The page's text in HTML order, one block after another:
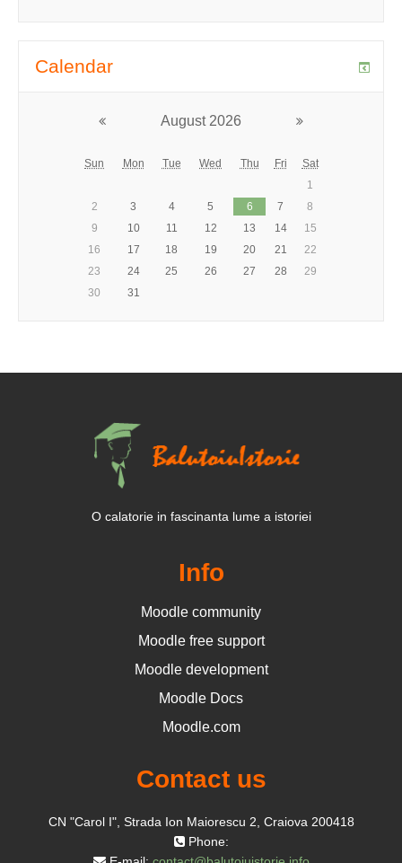
Calendar
August 2026
Sun Mon Tue Wed Thu Fri
Sat
1
2
3 4 5 6 7
8
9
10 11 12 13 14
15
16
17 18 19 20 21
22
23
24 25 26 27 28
29
30
31
O calatorie in fascinanta lume a istoriei
Info
Moodle community
Moodle free support
Moodle development
Moodle Docs
Moodle.com
Contact us
CN "Carol I", Strada Ion Maiorescu 2, Craiova 200418
Phone: